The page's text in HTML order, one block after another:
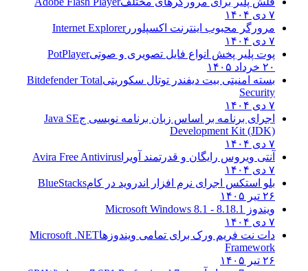
۷ دی ۱۴۰۴
مرورگر محبوب اینترنت اکسپلوررInternet Explorer
۷ دی ۱۴۰۴
پوت پلیر پخش انواع فایل تصویری و صوتیPotPlayer
۲۰ خرداد ۱۴۰۵
بسته امنیتی بیت دیفندر توتال سکوریتیBitdefender Total
Security
۷ دی ۱۴۰۴
اجرای برنامه بر اساس زبان برنامه نویسی جJava SE
Development Kit (JDK)
۷ دی ۱۴۰۴
آنتی ویروس رایگان و قدرتمند آویرا Avira Free Antivirus
۷ دی ۱۴۰۴
بلو استکس اجرای نرم افزار اندروید در کامBlueStacks
۲۶ تیر ۱۴۰۵
ویندوز 8.1
8.1 - Microsoft Windows 8.1
۷ دی ۱۴۰۴
دات نت فریم ورک برای تمامی ویندوزهاMicrosoft .NET
Framework
۲۶ تیر ۱۴۰۵